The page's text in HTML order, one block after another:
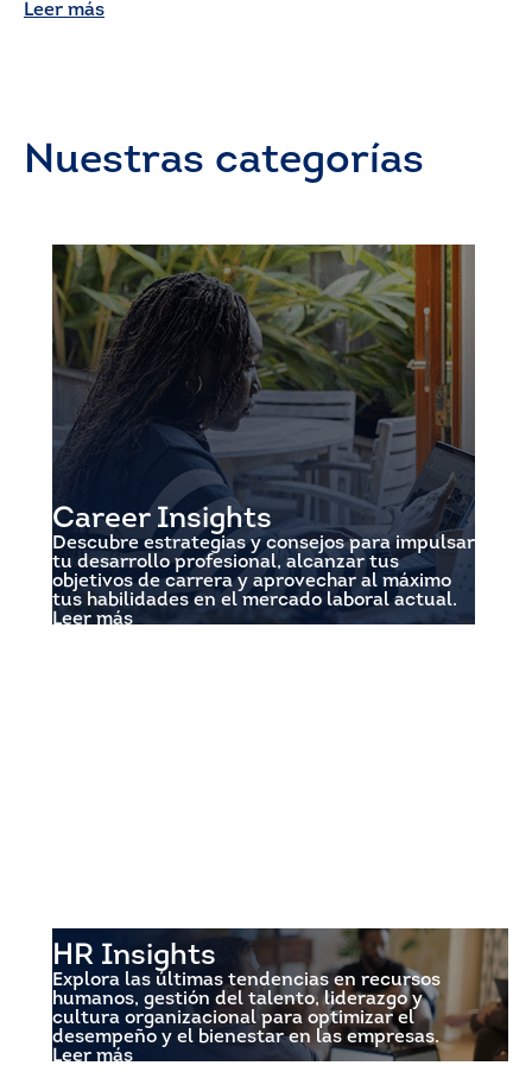
Leer más
Nuestras categorías
Career Insights
Descubre estrategias y consejos para impulsar
tu desarrollo profesional, alcanzar tus
objetivos de carrera y aprovechar al máximo
tus habilidades en el mercado laboral actual.
Leer más
HR Insights
Explora las últimas tendencias en recursos
humanos, gestión del talento, liderazgo y
cultura organizacional para optimizar el
desempeño y el bienestar en las empresas.
Leer más